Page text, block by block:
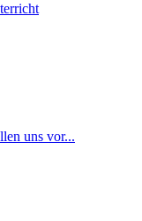
uns vor...